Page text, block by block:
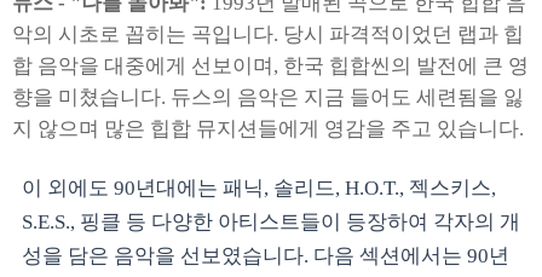
악의 시초로 꼽히는 곡입니다. 당시 파격적이었던 랩과 힙
합 음악을 대중에게 선보이며, 한국 힙합씬의 발전에 큰 영
향을 미쳤습니다. 듀스의 음악은 지금 들어도 세련됨을 잃
지 않으며 많은 힙합 뮤지션들에게 영감을 주고 있습니다.
이 외에도 90년대에는 패닉, 솔리드, H.O.T., 젝스키스,
S.E.S., 핑클 등 다양한 아티스트들이 등장하여 각자의 개
성을 담은 음악을 선보였습니다. 다음 섹션에서는 90년